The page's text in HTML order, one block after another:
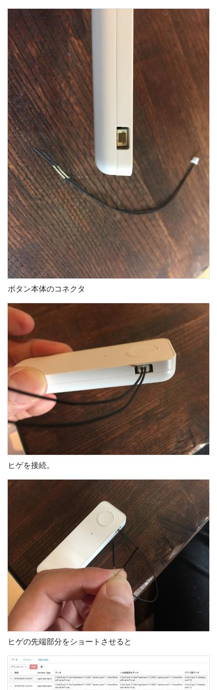
ボタン本体のコネクタ
ヒゲを接続。
ヒゲの先端部分をショートさせると